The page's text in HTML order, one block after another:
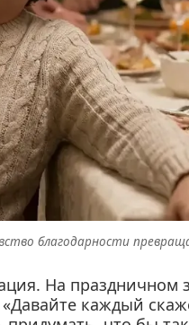
благодарности
На праздничном
каждый